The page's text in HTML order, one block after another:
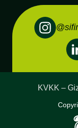
KVKK –